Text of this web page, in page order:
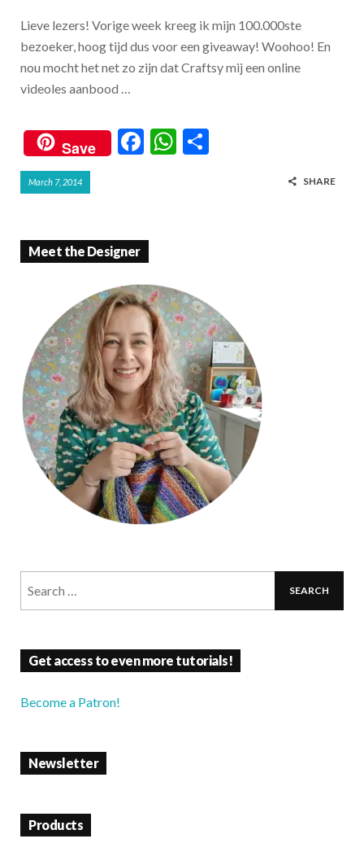
Lieve lezers! Vorige week kreeg ik mijn 100.000ste
bezoeker, hoog tijd dus voor een giveaway! Woohoo! En
nou mocht het net zo zijn dat Craftsy mij een online
videoles aanbood …
Save
F
o
o
k
W
p
March 7, 2014 SHARE
Meet the Designer
Get access to even more tutorials!
Become a Patron!
Newsletter
Products